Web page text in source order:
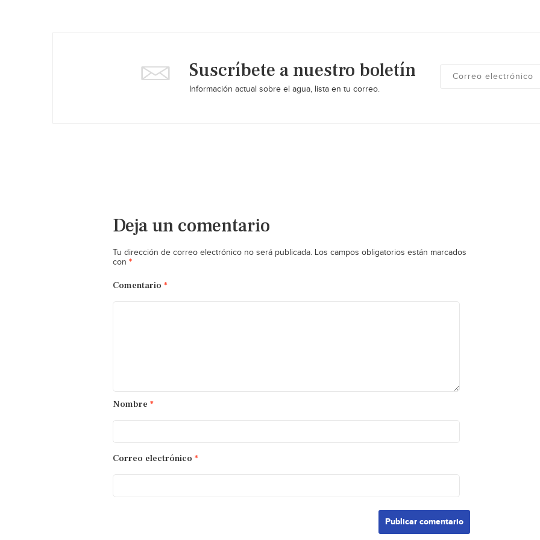
Suscríbete a nuestro boletín
Información actual sobre el agua, lista en tu correo.
Deja un comentario
Tu dirección de correo electrónico no será publicada. Los campos obligatorios están marcados
con *
Comentario *
Nombre *
Correo electrónico *